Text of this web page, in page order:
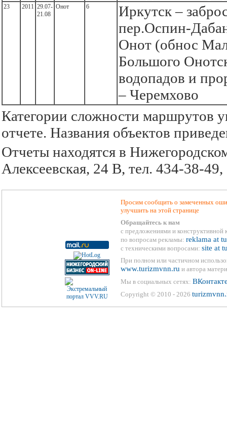
23 2011 29.07-
21.08
Онот 6
Иркутск –
пер.Оспин-
Онот (обнос
Большого
водопадов и
– Черемхово
Категории сложности маршрутов
отчете. Названия объектов
Отчеты находятся в
Алексеевская, 24 В, тел. 434-38-
Просим сообщить о замеченных
улучшить на этой странице
Обращайтесь к нам
с предложениями и конструктивной
по вопросам рекламы: reklama at
с техническими вопросами: site at
При полном или частичном
www.turizmvnn.ru и автора
Мы в социальных сетях:
Copyright © 2010 - 2026